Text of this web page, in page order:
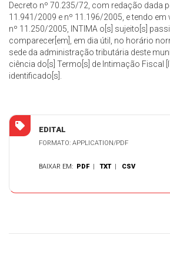
Decreto nº 70.235/72, com redação dada
11.941/2009 e nº 11.196/2005, e tendo
nº 11.250/2005, INTIMA o[s] sujeito[s]
comparecer[em], em dia útil, no horário
sede da administração tributária deste
ciência do[s] Termo[s] de Intimação Fiscal
identificado[s].
EDITAL
FORMATO: APPLICATION/PDF
BAIXAR EM: PDF |TXT | CSV